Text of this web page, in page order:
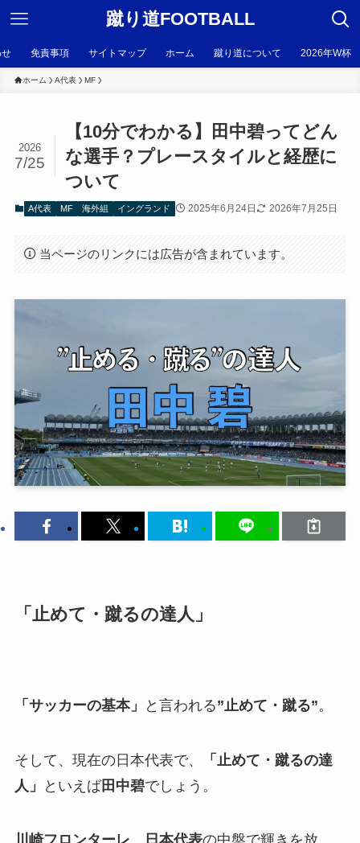
蹴り道FOOTBALL
免責事項 サイトマップ ホーム 蹴り道について 2026年W杯
ホーム A代表 MF
【10分でわかる】田中碧ってどん
な選手？プレースタイルと経歴に
ついて
2026
7/25
A代表 MF 海外組 イングランド 2025年6月24日 2026年7月25日
当ページのリンクには広告が含まれています。
「止めて・蹴るの達人」
「サッカーの基本」 と言われる”止めて・蹴る”。
そして、現在の日本代表で、
「止めて・蹴るの達
人」
といえば田中碧でしょう。